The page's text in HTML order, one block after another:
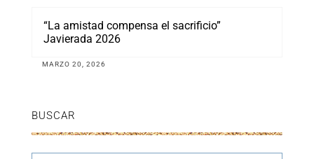
“La amistad compensa el sacrificio”
Javierada 2026
MARZO 20, 2026
BUSCAR